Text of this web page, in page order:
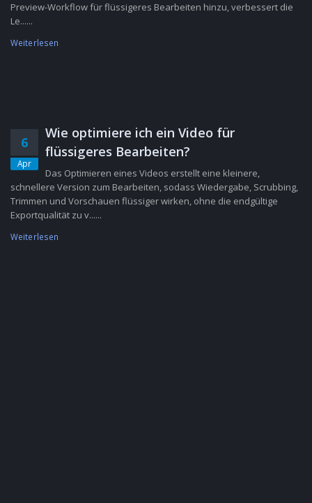
Preview-Workflow für flüssigeres Bearbeiten hinzu, verbessert die
Le......
Weiterlesen
6
Apr
Wie optimiere ich ein Video für
flüssigeres Bearbeiten?
Das Optimieren eines Videos erstellt eine kleinere,
schnellere Version zum Bearbeiten, sodass Wiedergabe, Scrubbing,
Trimmen und Vorschauen flüssiger wirken, ohne die endgültige
Exportqualität zu v......
Weiterlesen